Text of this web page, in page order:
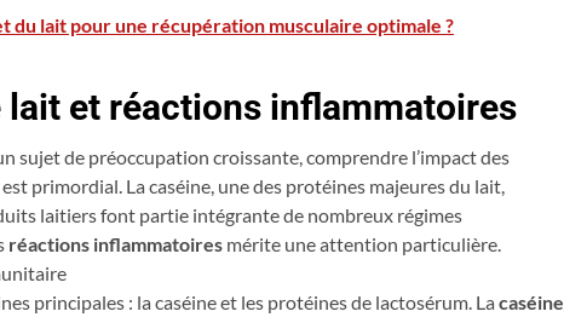
du lait pour une récupération musculaire optimale ?
lait et réactions inflammatoires
sujet de préoccupation croissante, comprendre l’impact des
primordial. La caséine, une des protéines majeures du lait,
laitiers font partie intégrante de nombreux régimes
réactions inflammatoires mérite une attention particulière.
principales : la caséine et les protéines de lactosérum. La caséine